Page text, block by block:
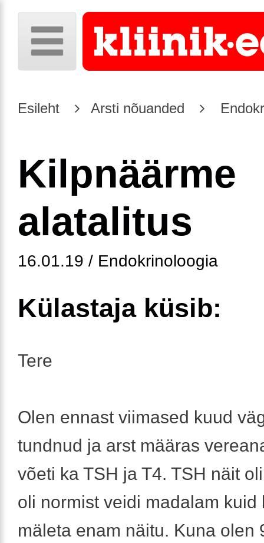
Esileht Arsti nõuanded
Kilpnäärme
alatalitus
16.01.19 / Endokrinoloogia
Külastaja küsib:
Tere
Olen ennast viimased kuud
tundnud ja arst määras
võeti ka TSH ja T4. TSH näit
oli normist veidi madalam kuid
mäleta enam näitu. Kuna olen